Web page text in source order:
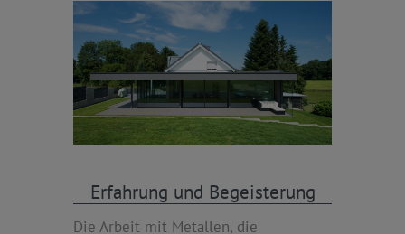
Erfahrung und Begeisterung
Die Arbeit mit Metallen, die